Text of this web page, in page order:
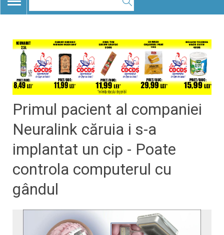
TOGGLE
NAVIGATION
Primul pacient al companiei
Neuralink căruia i s-a
implantat un cip - Poate
controla computerul cu
gândul